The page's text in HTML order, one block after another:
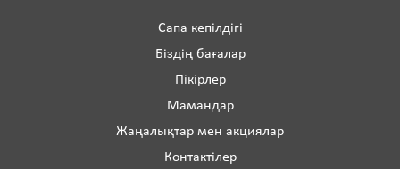
Сапа кепілдігі
Біздің бағалар
Пікірлер
Мамандар
Жаңалықтар мен акциялар
Контактілер